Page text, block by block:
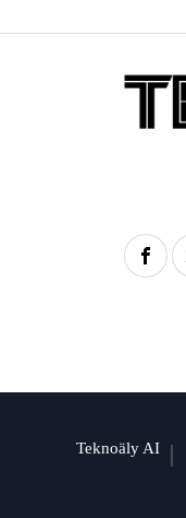
Teknoäly AI